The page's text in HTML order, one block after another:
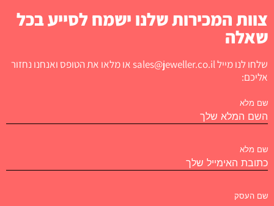
צוות המכירות שלנו ישמח לסייע בכל
שאלה
שלחו לנו מייל sales@jeweller.co.il או מלאו את הטופס ואנחנו נחזור
אליכם:
שם מלא
שם מלא
שם העסק